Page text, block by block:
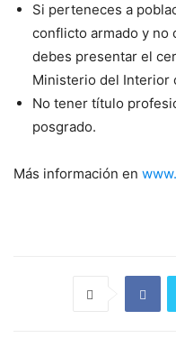
Si perteneces a
conflicto armado y no
debes presentar el
Ministerio del Interior
No tener título
posgrado.
Más información en